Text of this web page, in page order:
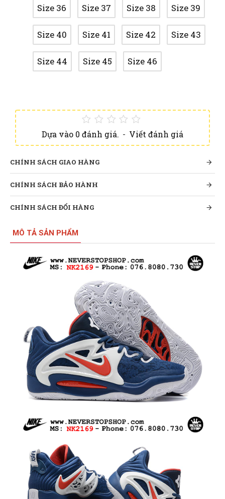
Dựa vào 0 đánh giá. - Viết đánh giá
Size 36 Size 37 Size 38 Size 39
Size 40 Size 41 Size 42 Size 43
Size 44 Size 45 Size 46
CHÍNH SÁCH GIAO HÀNG
CHÍNH SÁCH BẢO HÀNH
CHÍNH SÁCH ĐỔI HÀNG
MÔ TẢ SẢN PHẨM